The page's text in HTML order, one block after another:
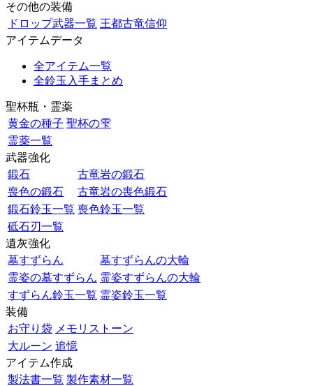
その他の装備
ドロップ武器一覧 王都古竜信仰
アイテムデータ
全アイテム一覧
全鈴玉入手まとめ
聖杯瓶・霊薬
黄金の種子 聖杯の雫
霊薬一覧
武器強化
鍛石
古竜岩の鍛石
喪色の鍛石
古竜岩の喪色鍛石
鍛石鈴玉一覧 喪色鈴玉一覧
砥石刃一覧
遺灰強化
墓すずらん
墓すずらんの大輪
霊姿の墓すずらん 霊姿すずらんの大輪
すずらん鈴玉一覧 霊姿鈴玉一覧
装備
お守り袋 メモリストーン
大ルーン 追憶
アイテム作成
製法書一覧 製作素材一覧